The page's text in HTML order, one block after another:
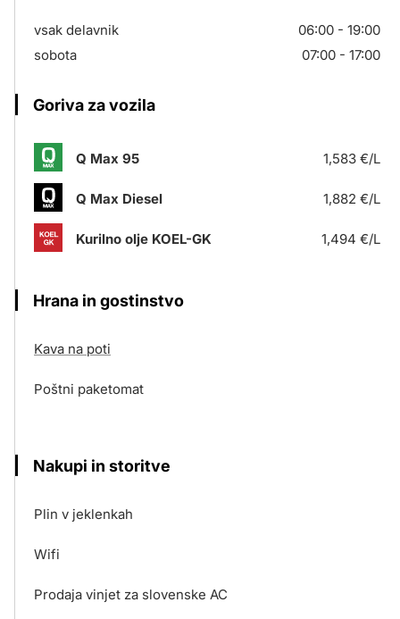
vsak delavnik
06:00 - 19:00
sobota
07:00 - 17:00
Goriva za vozila
Q Max 95 1,583 €/L
Q Max Diesel 1,882 €/L
Kurilno olje KOEL-GK 1,494 €/L
Hrana in gostinstvo
Kava na poti
Poštni paketomat
Nakupi in storitve
Plin v jeklenkah
Wifi
Prodaja vinjet za slovenske AC